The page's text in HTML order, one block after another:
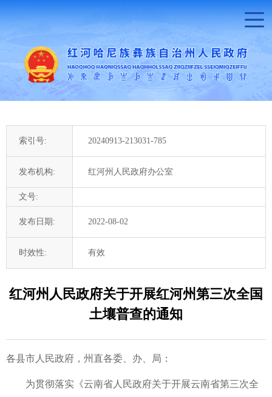
索引号: 20240913-213031-785
发布机构: 红河州人民政府办公室
文号:
发布日期: 2022-08-02
时效性: 有效
红河州人民政府关于开展红河州第三次全国
土壤普查的通知
各县市人民政府，州直各委、办、局：
为贯彻落实《云南省人民政府关于开展云南省第三次全